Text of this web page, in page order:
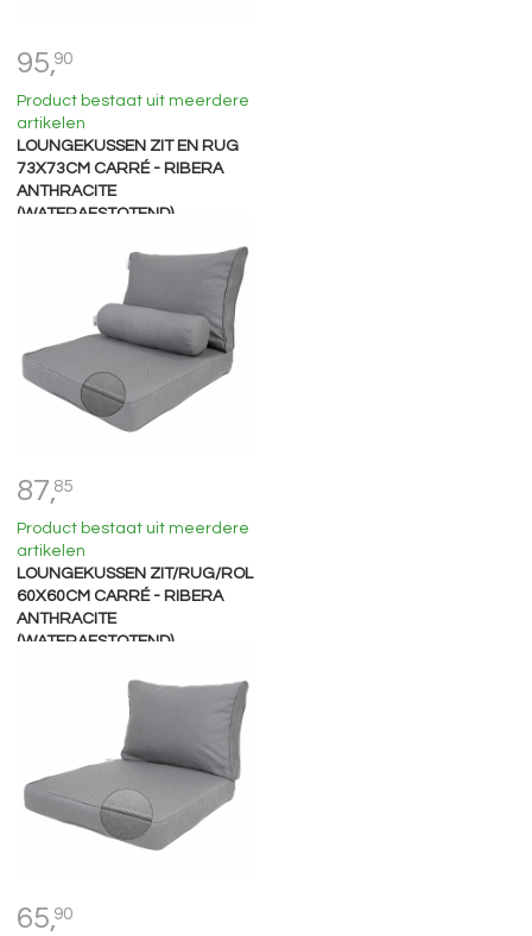
95,90
Product bestaat uit meerdere
artikelen
LOUNGEKUSSEN ZIT EN RUG
73X73CM CARRÉ - RIBERA
ANTHRACITE
(WATERAFSTOTEND)
87,85
Product bestaat uit meerdere
artikelen
LOUNGEKUSSEN ZIT/RUG/ROL
60X60CM CARRÉ - RIBERA
ANTHRACITE
(WATERAFSTOTEND)
65,90